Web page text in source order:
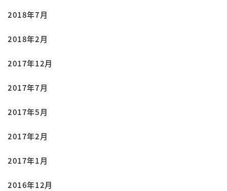
2018年7月
2018年2月
2017年12月
2017年7月
2017年5月
2017年2月
2017年1月
2016年12月